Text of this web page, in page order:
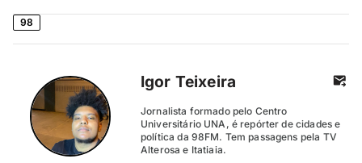
98
Igor Teixeira
Jornalista formado pelo Centro
Universitário UNA, é repórter de cidades e
política da 98FM. Tem passagens pela TV
Alterosa e Itatiaia.